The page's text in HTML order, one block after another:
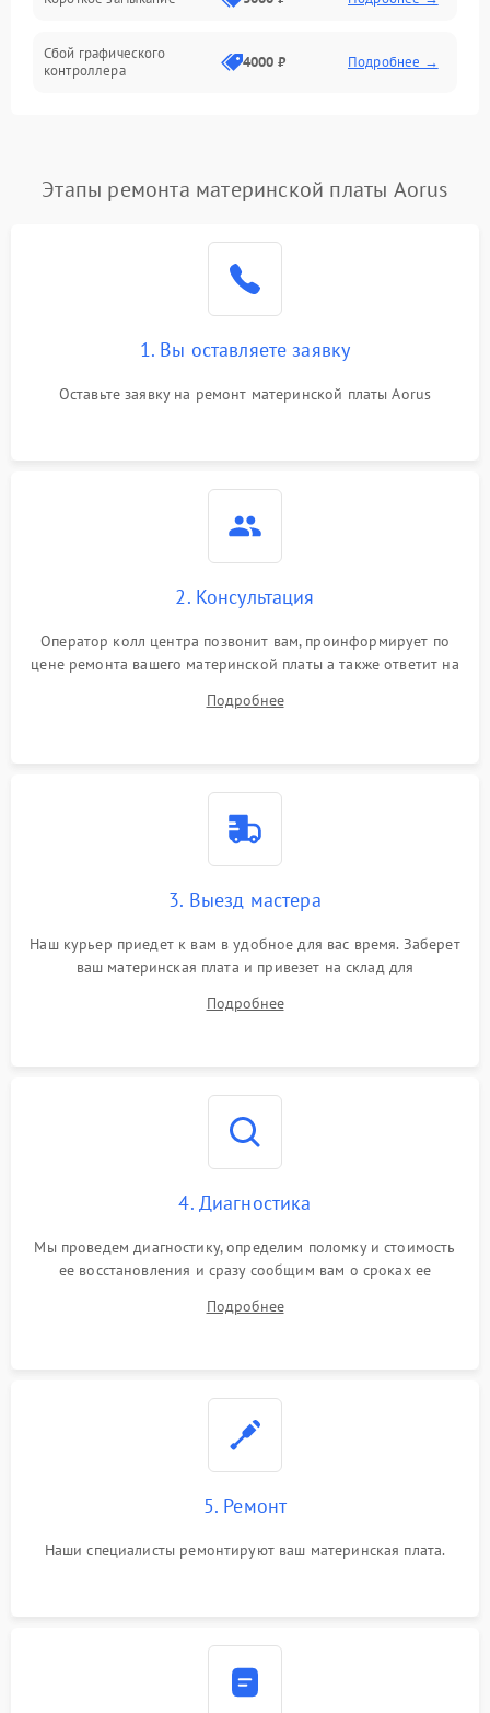
Сбой графического
контроллера
4000 ₽ Подробнее →
Этапы ремонта материнской платы Aorus
1. Вы оставляете заявку
Оставьте заявку на ремонт материнской платы Aorus
2. Консультация
Оператор колл центра позвонит вам, проинформирует по
цене ремонта вашего материнской платы а также ответит на
Подробнее
3. Выезд мастера
Наш курьер приедет к вам в удобное для вас время. Заберет
ваш материнская плата и привезет на склад для
Подробнее
4. Диагностика
Мы проведем диагностику, определим поломку и стоимость
ее восстановления и сразу сообщим вам о сроках ее
Подробнее
5. Ремонт
Наши специалисты ремонтируют ваш материнская плата.